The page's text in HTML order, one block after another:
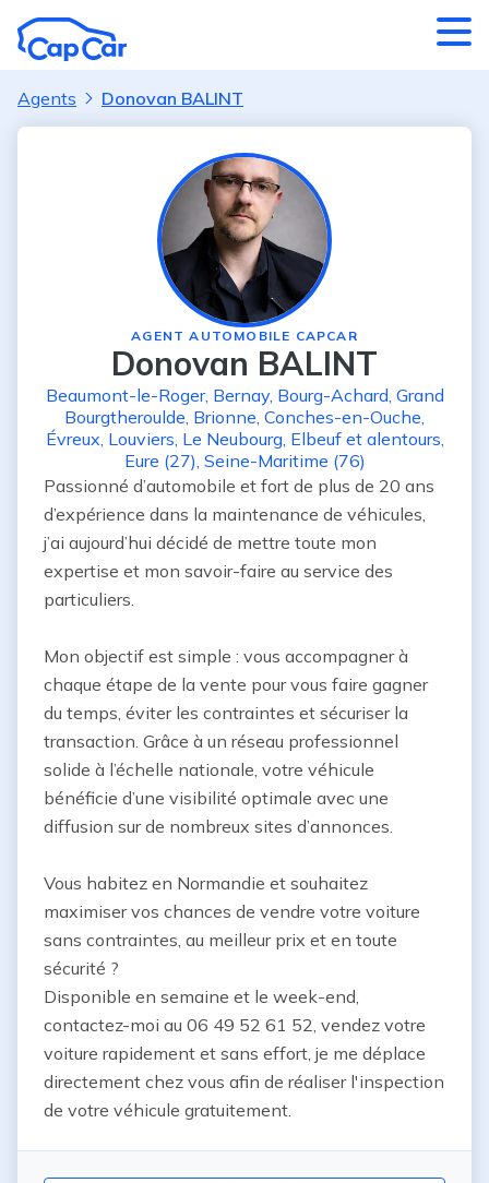
Agents Donovan BALINT
AGENT AUTOMOBILE CAPCAR
Donovan BALINT
Beaumont-le-Roger, Bernay, Bourg-Achard, Grand
Bourgtheroulde, Brionne, Conches-en-Ouche,
Évreux, Louviers, Le Neubourg, Elbeufet alentours,
Eure (27), Seine-Maritime (76)
Passionné d’automobile et fort de plus de 20 ans
d’expérience dans la maintenance de véhicules,
j’ai aujourd’hui décidé de mettre toute mon
expertise et mon savoir-faire au service des
particuliers.
Mon objectif est simple : vous accompagner à
chaque étape de la vente pour vous faire gagner
du temps, éviter les contraintes et sécuriser la
transaction. Grâce à un réseau professionnel
solide à l’échelle nationale, votre véhicule
bénéficie d’une visibilité optimale avec une
diffusion sur de nombreux sites d’annonces.
Vous habitez en Normandie et souhaitez
maximiser vos chances de vendre votre voiture
sans contraintes, au meilleur prix et en toute
sécurité ?
Disponible en semaine et le week-end,
contactez-moi au 06 49 52 61 52, vendez votre
voiture rapidement et sans effort, je me déplace
directement chez vous afin de réaliser l'inspection
de votre véhicule gratuitement.